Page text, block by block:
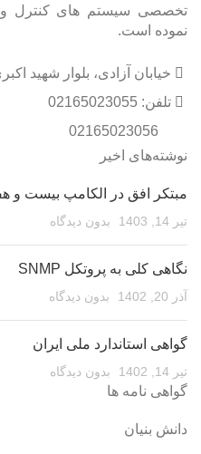
تخصصی سیستم های کنترل و
نموده است.
خیابان آزادی، بلوار شهید اکبری، پلاک
تلفن: 02165023055
نوشته‌های اخیر
مبتکر افق در الکامپ بیست و
تیر 14, 1403 بدون دیدگاه
نگاهی کلی به پروتکل SNMP
آذر 20, 1402 بدون دیدگاه
گواهی استاندارد ملی ایران
تیر 14, 1402 بدون دیدگاه
گواهی نامه ها
دانش بنیان